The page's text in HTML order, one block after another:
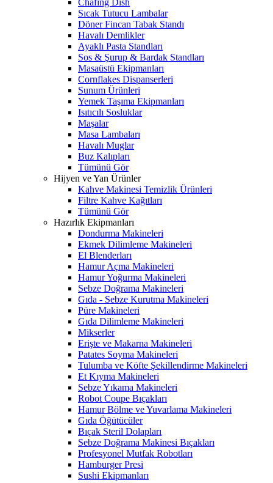
Chafing Dish
Sıcak Tutucu Lambalar
Döner Fincan Tabak Standı
Havalı Demlikler
Ayaklı Pasta Standları
Sos & Şurup & Bardak Standları
Masaüstü Ekipmanları
Cornflakes Dispanserleri
Sunum Ürünleri
Yemek Taşıma Ekipmanları
Isıtıcılı Sosluklar
Maşalar
Masa Lambaları
Havalı Muglar
Buz Kalıpları
Tümünü Gör
Hijyen ve Yan Ürünler
Kahve Makinesi Temizlik Ürünleri
Filtre Kahve Kağıtları
Tümünü Gör
Hazırlık Ekipmanları
Dondurma Makineleri
Ekmek Dilimleme Makineleri
El Blenderları
Hamur Açma Makineleri
Hamur Yoğurma Makineleri
Sebze Doğrama Makineleri
Gıda - Sebze Kurutma Makineleri
Püre Makineleri
Gıda Dilimleme Makineleri
Mikserler
Erişte ve Makarna Makineleri
Patates Soyma Makineleri
Tulumba ve Köfte Şekillendirme Makineleri
Et Kıyma Makineleri
Sebze Yıkama Makineleri
Robot Coupe Bıçakları
Hamur Bölme ve Yuvarlama Makineleri
Gıda Öğütücüler
Bıçak Steril Dolapları
Sebze Doğrama Makinesi Bıçakları
Profesyonel Mutfak Robotları
Hamburger Presi
Sushi Ekipmanları